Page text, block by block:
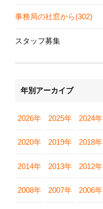
事務局の社窓から(302)
スタッフ募集
年別アーカイブ
2026年 2025年 2024年
2020年 2019年 2018年
2014年 2013年 2012年
2008年 2007年 2006年